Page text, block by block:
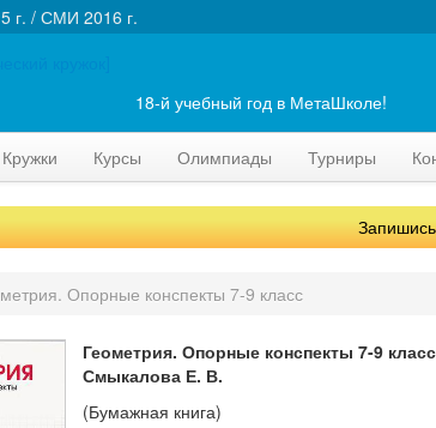
г. / СМИ 2016 г.
18-й учебный год в МетаШколе!
Кружки Курсы Олимпиады Турниры
Опорные конспекты 7-9 класс
Геометрия. Опорные конспекты 7-9 класс
Смыкалова Е. В.
(Бумажная книга)